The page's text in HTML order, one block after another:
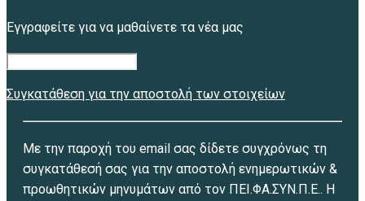
Εγγραφείτε για να μαθαίνετε τα νέα μας
Συγκατάθεση για την αποστολή των στοιχείων
Με την παροχή του email σας δίδετε συγχρόνως τη
συγκατάθεσή σας για την αποστολή ενημερωτικών &
προωθητικών μηνυμάτων από τον ΠΕΙ.ΦΑ.ΣΥΝ.Π.Ε.. Η